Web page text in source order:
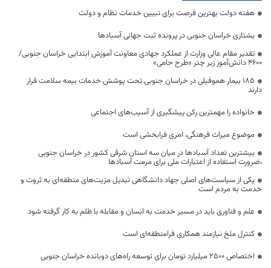
هفته دولت بهترین فرصت برای تبیین خدمات نظام و دولت
یشتازی خراسان جنوبی در پرونده ثبت جهانی آسبادها
تقدیر مقام عالی وزارت از عملکرد جهادی معاونت آموزش ابتدایی خراسان جنوبی/
۴۶۰۰ دانش‌آموز زیر چتر «طرح حامی»
۱۸۵ بیمار هموفیلی در خراسان جنوبی تحت پوشش خدمات بیمه سلامت قرار
دارند
خانواده را مهمترین رکن پیشگیری از آسیب‌های اجتماعی
موضوع میراث فرهنگی، امری فرابخشی است
بیشترین تعداد آسبادها در میان سه استان شرقی کشور در خراسان جنوبی
،ضرورت استفاده از اعتبارات ملی برای مرمت آسبادها
یکی از سیاست‌های اصلی جهاد دانشگاهی تبدیل مزیت‌های منطقه‌ای به ثروت و
خدمت به مردم است
علم و فناوری باید در مسیر خدمت به انسان و مقابله با ظلم به کار گرفته شود
کنترل ملخ نیازمند همکاری فرامنطقه‌ای است
اختصاص 2500 میلیارد تومان برای توسعه راه‌های دوبانده خراسان جنوبی